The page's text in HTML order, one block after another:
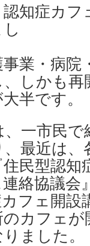
知症カ
業・病院
しかも
半です。
一市民
最近は、
民型認
連絡協議
フェ開設
カフェ
ました。